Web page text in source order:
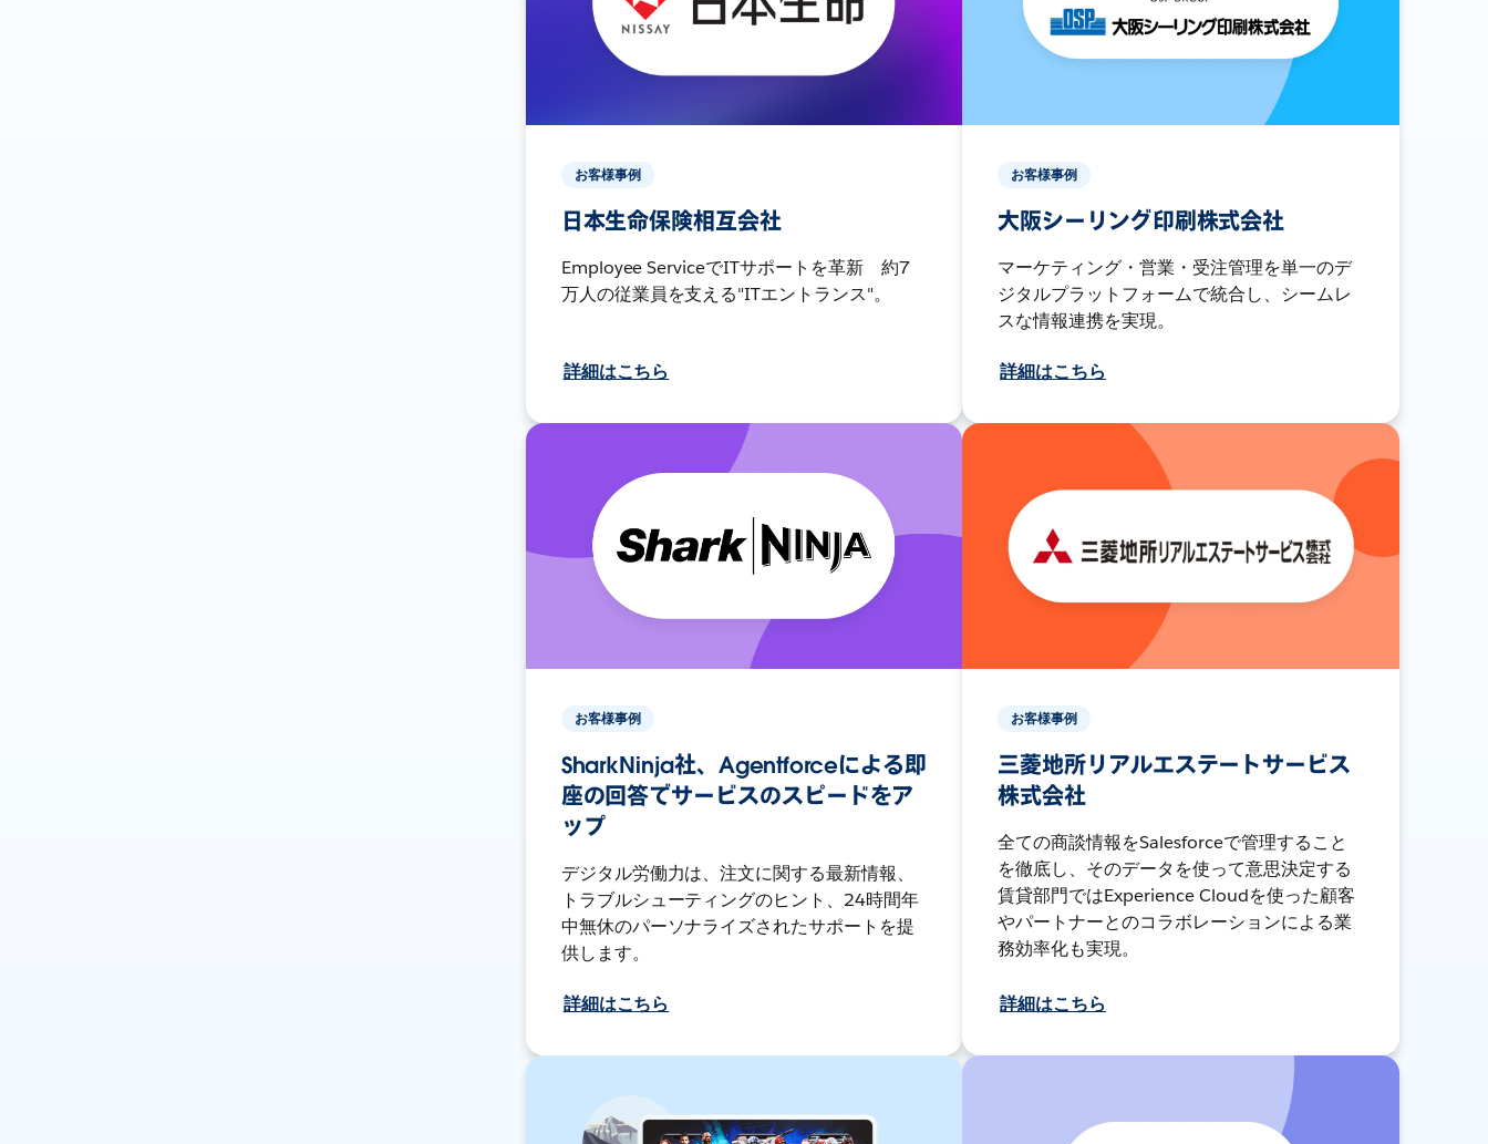
お客様事例
日本生命保険相互会社
Employee ServiceでITサポートを革新 約7
万人の従業員を支える"ITエントランス"。
詳細はこちら
お客様事例
大阪シーリング印刷株式会社
マーケティング・営業・受注管理を単一のデ
ジタルプラットフォームで統合し、シームレ
スな情報連携を実現。
詳細はこちら
お客様事例
SharkNinja社、Agentforceによる即
座の回答でサービスのスピードをア
ップ
デジタル労働力は、注文に関する最新情報、
トラブルシューティングのヒント、24時間年
中無休のパーソナライズされたサポートを提
供します。
詳細はこちら
お客様事例
三菱地所リアルエステートサービス
株式会社
全ての商談情報をSalesforceで管理すること
を徹底し、そのデータを使って意思決定する
賃貸部門ではExperience Cloudを使った顧客
やパートナーとのコラボレーションによる業
務効率化も実現。
詳細はこちら